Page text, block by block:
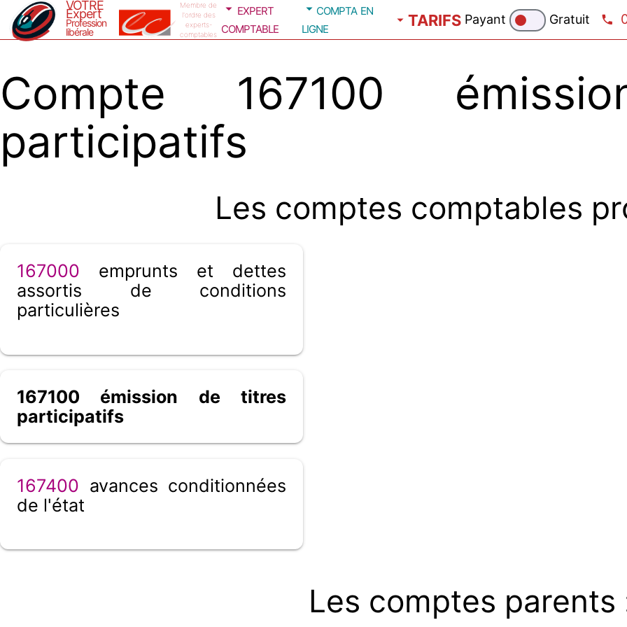
VOTRE
Expert
Profession
libérale
Membre de
l'ordre des
experts-
comptables
expert
comptable
compta en
ligne
TARIFS Payant Gratuit
Compte 167100
participatifs
Les comptes comptables
167000 emprunts et dettes
assortis de conditions
particulières
167100 émission de titres
participatifs
167400 avances conditionnées
de l'état
Les comptes parents